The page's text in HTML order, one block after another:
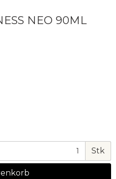
NEO 90ML
Stk